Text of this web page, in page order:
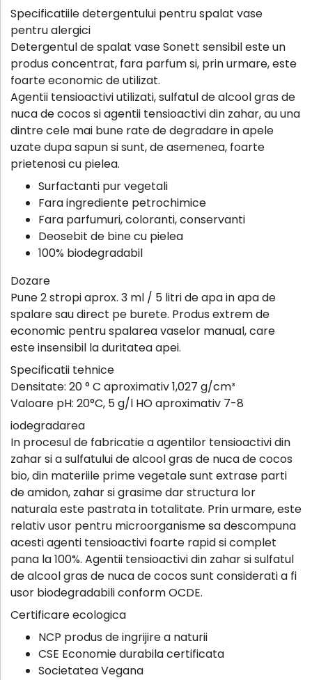
Specificatiile detergentului pentru spalat vase
pentru alergici
Detergentul de spalat vase Sonett sensibil este un
produs concentrat, fara parfum si, prin urmare, este
foarte economic de utilizat.
Agentii tensioactivi utilizati, sulfatul de alcool gras de
nuca de cocos si agentii tensioactivi din zahar, au una
dintre cele mai bune rate de degradare in apele
uzate dupa sapun si sunt, de asemenea, foarte
prietenosi cu pielea.
Surfactanti pur vegetali
Fara ingrediente petrochimice
Fara parfumuri, coloranti, conservanti
Deosebit de bine cu pielea
100% biodegradabil
Dozare
Pune 2 stropi aprox. 3 ml / 5 litri de apa in apa de
spalare sau direct pe burete. Produs extrem de
economic pentru spalarea vaselor manual, care
este insensibil la duritatea apei.
Specificatii tehnice
Densitate: 20 ° C aproximativ 1,027 g/cm³
Valoare pH: 20°C, 5 g/l HO aproximativ 7-8
iodegradarea
In procesul de fabricatie a agentilor tensioactivi din
zahar si a sulfatului de alcool gras de nuca de cocos
bio, din materiile prime vegetale sunt extrase parti
de amidon, zahar si grasime dar structura lor
naturala este pastrata in totalitate. Prin urmare, este
relativ usor pentru microorganisme sa descompuna
acesti agenti tensioactivi foarte rapid si complet
pana la 100%. Agentii tensioactivi din zahar si sulfatul
de alcool gras de nuca de cocos sunt considerati a fi
usor biodegradabili conform OCDE.
Certificare ecologica
NCP produs de ingrijire a naturii
CSE Economie durabila certificata
Societatea Vegana